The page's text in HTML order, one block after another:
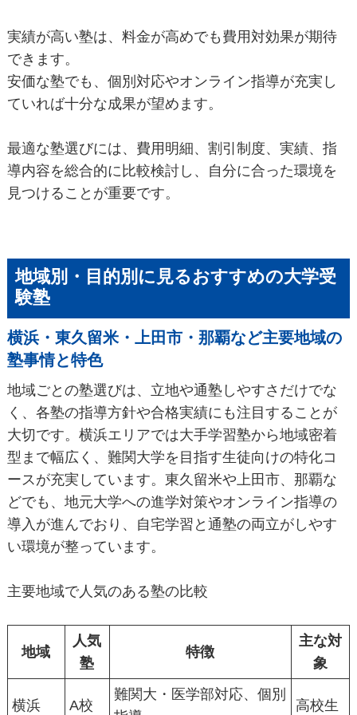
実績が高い塾は、料金が高めでも費用対効果が期待
できます。
安価な塾でも、個別対応やオンライン指導が充実し
ていれば十分な成果が望めます。
最適な塾選びには、費用明細、割引制度、実績、指
導内容を総合的に比較検討し、自分に合った環境を
見つけることが重要です。
地域別・目的別に見るおすすめの大学受
験塾
横浜・東久留米・上田市・那覇など主要地域の
塾事情と特色
地域ごとの塾選びは、立地や通塾しやすさだけでな
く、各塾の指導方針や合格実績にも注目することが
大切です。横浜エリアでは大手学習塾から地域密着
型まで幅広く、難関大学を目指す生徒向けの特化コ
ースが充実しています。東久留米や上田市、那覇な
どでも、地元大学への進学対策やオンライン指導の
導入が進んでおり、自宅学習と通塾の両立がしやす
い環境が整っています。
主要地域で人気のある塾の比較
地域
人気
塾
特徴
主な対
象
横浜 A校
難関大・医学部対応、個別
高校生